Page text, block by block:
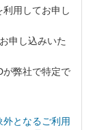
用してお申し
申し込みいた
が弊社で特定で
外となるご利用